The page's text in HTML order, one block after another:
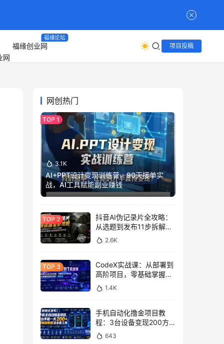
福缘创业网
福缘论坛
项目投稿
网创热门
3.1K
AI+PPT设计变现训练营，90天接单实
战，AI工具赋能副业赚钱
抖音AI伪记录片全攻略：
从选题到发布11步拆解，
零基础做出高流量真实感
内容
2.6K
CodeX实战课：从部署到
高阶项目，零基础掌握AI
开发与自动剪辑全流程
1.4K
手机自动化撸金项目教
程：3台设备变现200方
法，零门槛脚本工具与平
台玩法
643